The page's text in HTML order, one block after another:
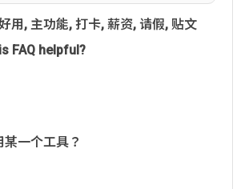
用, 主功能, 打卡, 薪资, 请假, 贴文
FAQ helpful?
一个工具？